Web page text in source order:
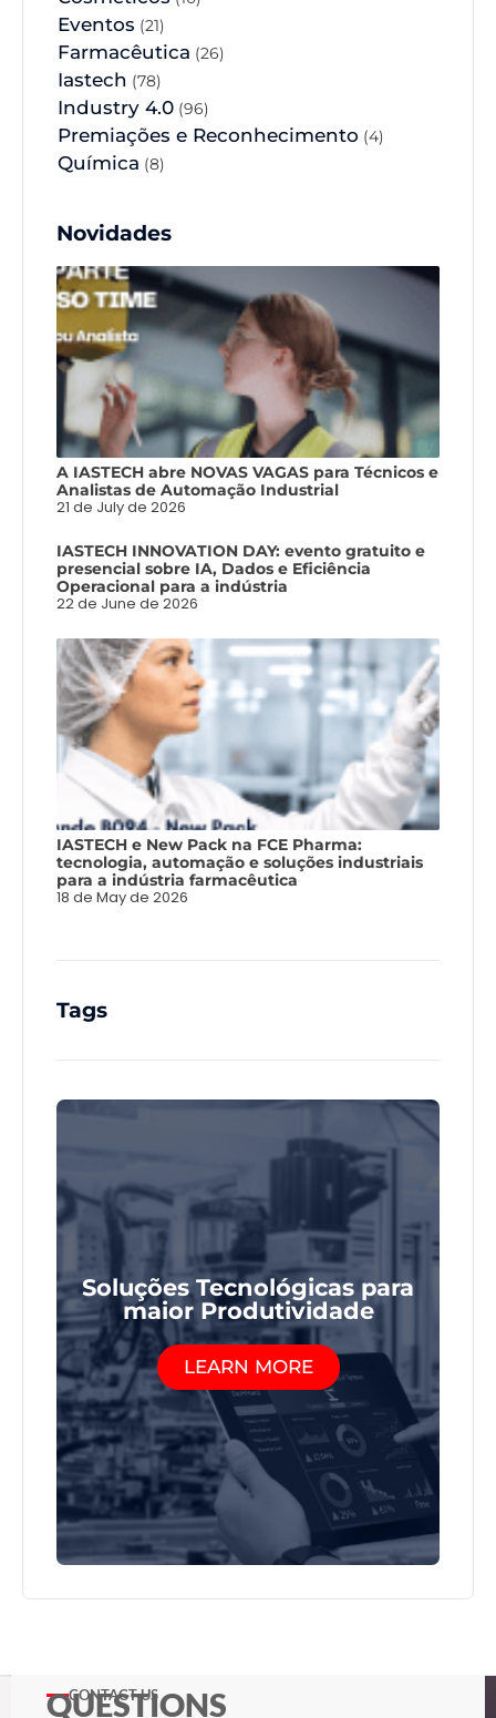
Eventos (21)
Farmacêutica (26)
Iastech (78)
Industry 4.0 (96)
Premiações e Reconhecimento (4)
Química (8)
Novidades
A IASTECH abre NOVAS VAGAS para Técnicos e
Analistas de Automação Industrial
21 de July de 2026
IASTECH INNOVATION DAY: evento gratuito e
presencial sobre IA, Dados e Eficiência
Operacional para a indústria
22 de June de 2026
IASTECH e New Pack na FCE Pharma:
tecnologia, automação e soluções industriais
para a indústria farmacêutica
18 de May de 2026
Tags
Soluções Tecnológicas para
maior Produtividade
LEARN MORE
CONTACT US
QUESTIONS